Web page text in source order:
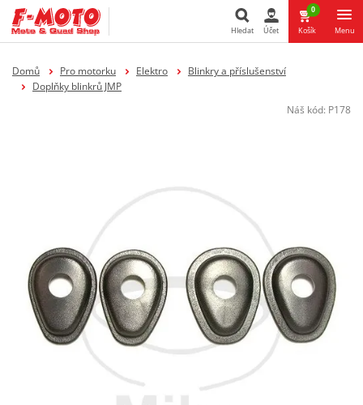
Hledat Účet
0
Košík Menu
Domů Pro motorku Elektro
Blinkry a příslušenství
Doplňky blinkrů JMP
Náš kód: P178